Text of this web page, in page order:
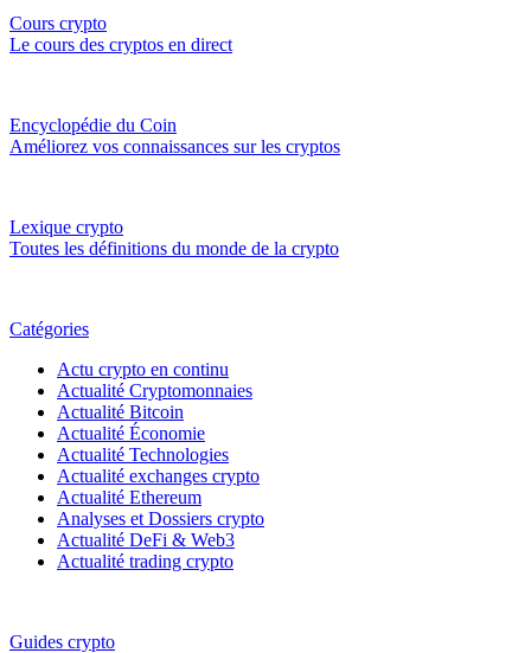
Cours crypto
Le cours des cryptos en direct
Encyclopédie du Coin
Améliorez vos connaissances sur les cryptos
Lexique crypto
Toutes les définitions du monde de la crypto
Catégories
Actu crypto en continu
Actualité Cryptomonnaies
Actualité Bitcoin
Actualité Économie
Actualité Technologies
Actualité exchanges crypto
Actualité Ethereum
Analyses et Dossiers crypto
Actualité DeFi & Web3
Actualité trading crypto
Guides crypto